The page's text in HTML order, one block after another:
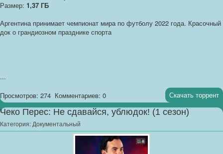
Размер: 1,37 ГБ
Аргентина принимает чемпионат мира по футболу 2022 года. Красочный
док о грандиозном празднике спорта
...
Просмотров: 274 Комментариев: 0 Скачать торрент
Чеко Перес: Не сдавайся, ублюдок! (1 сезон)
Категория: Документальный